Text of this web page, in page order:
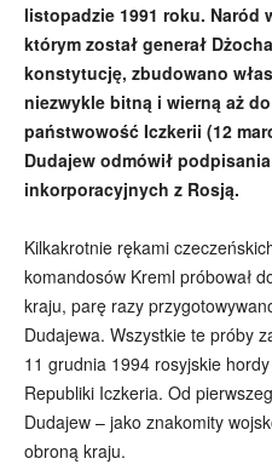
listopadzie 1991 roku. Naród
którym został generał
konstytucję, zbudowano
niezwykle bitną i wierną aż
państwowość Iczkerii (12
Dudajew odmówił
inkorporacyjnych z Rosją.
Kilkakrotnie rękami
komandosów Kreml próbował
kraju, parę razy
Dudajewa. Wszystkie te próby
11 grudnia 1994 rosyjskie
Republiki Iczkeria. Od
Dudajew – jako znakomity
obroną kraju.